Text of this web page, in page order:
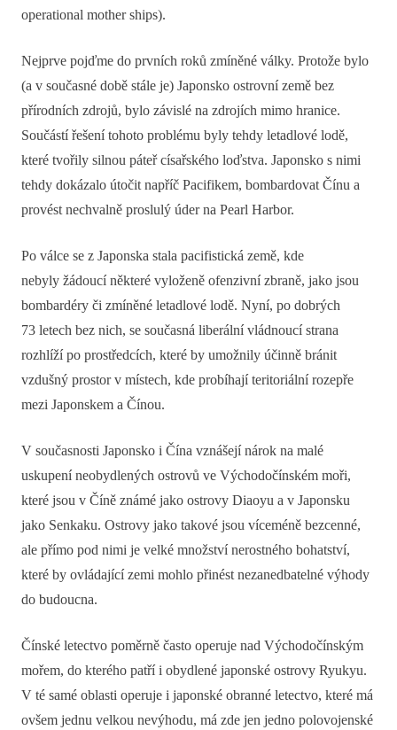
operational mother ships).
Nejprve pojďme do prvních roků zmíněné války. Protože bylo
(a v současné době stále je) Japonsko ostrovní země bez
přírodních zdrojů, bylo závislé na zdrojích mimo hranice.
Součástí řešení tohoto problému byly tehdy letadlové lodě,
které tvořily silnou páteř císařského loďstva. Japonsko s nimi
tehdy dokázalo útočit napříč Pacifikem, bombardovat Čínu a
provést nechvalně proslulý úder na Pearl Harbor.
Po válce se z Japonska stala pacifistická země, kde
nebyly žádoucí některé vyloženě ofenzivní zbraně, jako jsou
bombardéry či zmíněné letadlové lodě. Nyní, po dobrých
73 letech bez nich, se současná liberální vládnoucí strana
rozhlíží po prostředcích, které by umožnily účinně bránit
vzdušný prostor v místech, kde probíhají teritoriální rozepře
mezi Japonskem a Čínou.
V současnosti Japonsko i Čína vznášejí nárok na malé
uskupení neobydlených ostrovů ve Východočínském moři,
které jsou v Číně známé jako ostrovy Diaoyu a v Japonsku
jako Senkaku. Ostrovy jako takové jsou víceméně bezcenné,
ale přímo pod nimi je velké množství nerostného bohatství,
které by ovládající zemi mohlo přinést nezanedbatelné výhody
do budoucna.
Čínské letectvo poměrně často operuje nad Východočínským
mořem, do kterého patří i obydlené japonské ostrovy Ryukyu.
V té samé oblasti operuje i japonské obranné letectvo, které má
ovšem jednu velkou nevýhodu, má zde jen jedno polovojenské